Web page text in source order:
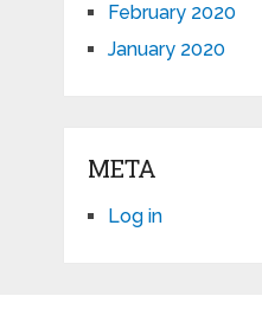
February 2020
January 2020
META
Log in